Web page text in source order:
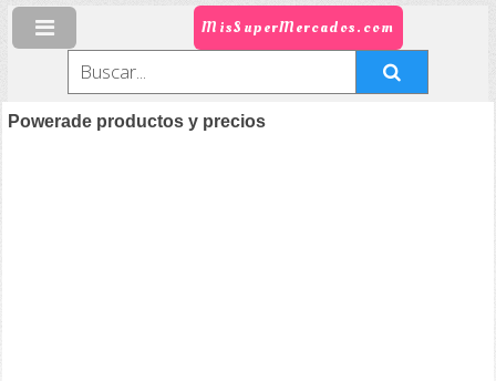
MisSuperMercados.com
Powerade productos y precios